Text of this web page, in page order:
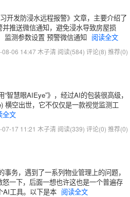
开发防浸水远程报警》文章，主要介绍了
推送微信通知，避免浸水导致房屋损
监测参数设置 预警微信通知 阅读全文
06 14:47 木子清 阅读(584) 评论(8) 推荐(0)
智慧眼AIEye”》，经过AI的包装很高级，
横空出世，它不仅仅是一款视觉监测工
全文
17 11:21 木子清 阅读(339) 评论(0) 推荐(0)
务，遇到了一系列物业管理上的问题，
一下，后面一想也许这也是一个普遍存
AI工具。以下是本 阅读全文